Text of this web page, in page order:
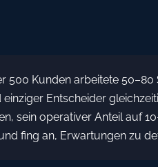
500 Kunden arbeitete
Entscheider
sein operativer Anteil auf
fing an, Erwartungen zu